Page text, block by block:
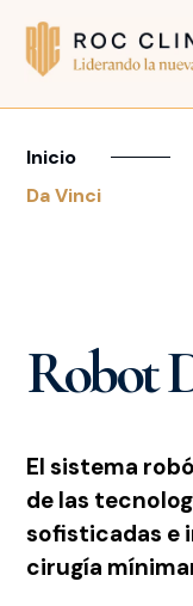
Inicio
Da Vinci
Robot
El sistema
de las
sofisticadas e
cirugía